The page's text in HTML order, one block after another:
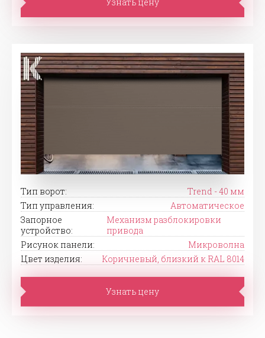
Узнать цену
Тип ворот:
Trend - 40 мм
Тип управления:
Автоматическое
Запорное
устройство:
Механизм разблокировки
привода
Рисунок панели:
Микроволна
Цвет изделия:
Коричневый, близкий к RAL 8014
Узнать цену